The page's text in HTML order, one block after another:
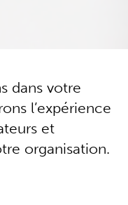
dans votre
l’expérience
et
organisation.